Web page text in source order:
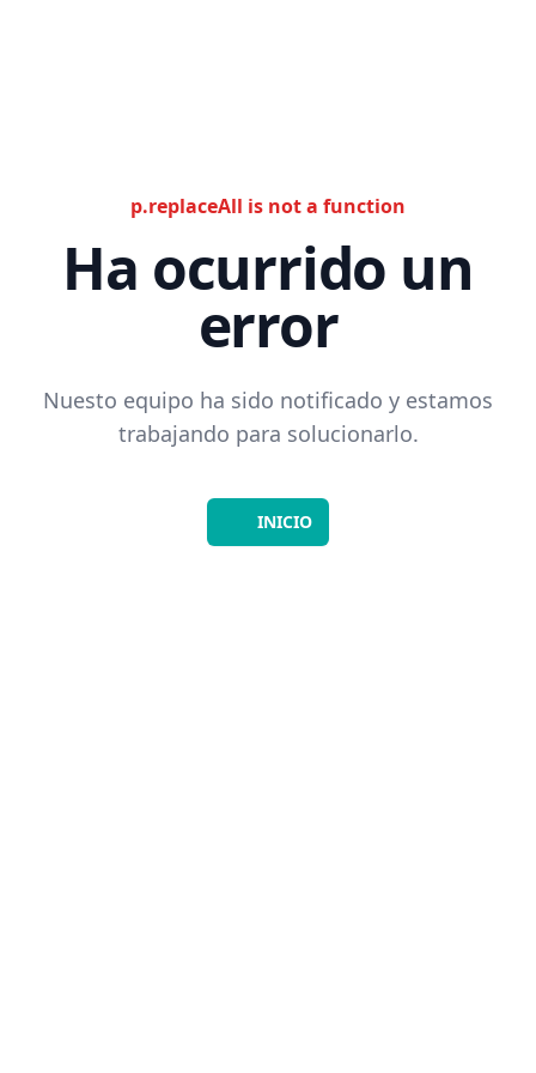
p.replaceAll is not a function
Ha ocurrido un
error
Nuesto equipo ha sido notificado y estamos
trabajando para solucionarlo.
INICIO